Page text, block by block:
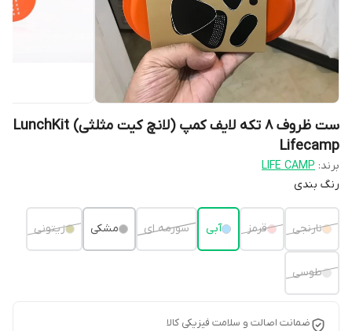
ست ظروف 8 تکه لایف کمپ (لانچ کیت مثلثی) LunchKit
Lifecamp
برند: LIFE CAMP
رنگ بندی
نارنجی قرمز آبی سورمه ای مشکی زیتونی
طوسی
ضمانت اصالت و سلامت فیزیکی کالا